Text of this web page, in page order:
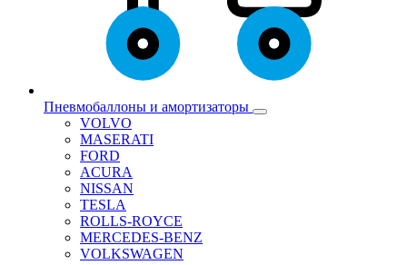
Пневмобаллоны и амортизаторы
VOLVO
MASERATI
FORD
ACURA
NISSAN
TESLA
ROLLS-ROYCE
MERCEDES-BENZ
VOLKSWAGEN